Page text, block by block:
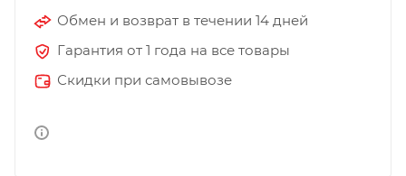
Обмен и возврат в течении 14 дней
Гарантия от 1 года на все товары
Скидки при самовывозе